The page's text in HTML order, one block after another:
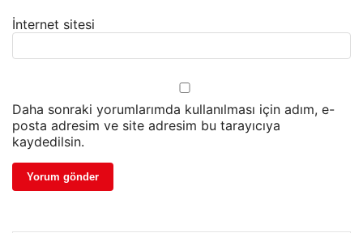
İnternet sitesi
Daha sonraki yorumlarımda kullanılması için adım, e-
posta adresim ve site adresim bu tarayıcıya
kaydedilsin.